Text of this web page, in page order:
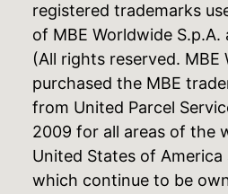
registered trademarks
of MBE Worldwide
(All rights reserved. MBE
purchased the MBE
from United Parcel
2009 for all areas of the
United States of America
which continue to be